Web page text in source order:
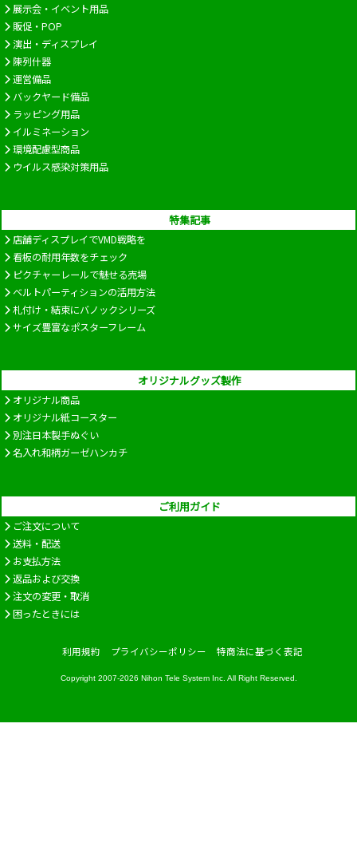
展示会・イベント用品
販促・POP
演出・ディスプレイ
陳列什器
運営備品
バックヤード備品
ラッピング用品
イルミネーション
環境配慮型商品
ウイルス感染対策用品
特集記事
店舗ディスプレイでVMD戦略を
看板の耐用年数をチェック
ピクチャーレールで魅せる売場
ベルトパーティションの活用方法
札付け・結束にバノックシリーズ
サイズ豊富なポスターフレーム
オリジナルグッズ製作
オリジナル商品
オリジナル紙コースター
別注日本製手ぬぐい
名入れ和柄ガーゼハンカチ
ご利用ガイド
ご注文について
送料・配送
お支払方法
返品および交換
注文の変更・取消
困ったときには
利用規約 プライバシーポリシー 特商法に基づく表記
Copyright 2007-2026 Nihon Tele System Inc. All Right Reserved.